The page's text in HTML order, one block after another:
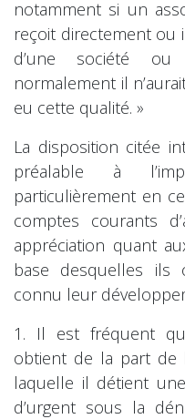
notamment si un
reçoit directement ou
d’une société ou
normalement il
eu cette qualité. »
La disposition citée
préalable à
particulièrement en
comptes courants
appréciation quant
base desquelles
connu leur
1. Il est fréquent
obtient de la part de
laquelle il détient
d’urgent sous la